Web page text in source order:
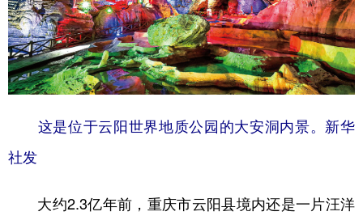
新疆 内蒙古 黑龙江
多语种频道
English Español Français عربى
这是位于云阳世界地质公园的大安洞内景。新华
社发
大约2.3亿年前，重庆市云阳县境内还是一片汪洋